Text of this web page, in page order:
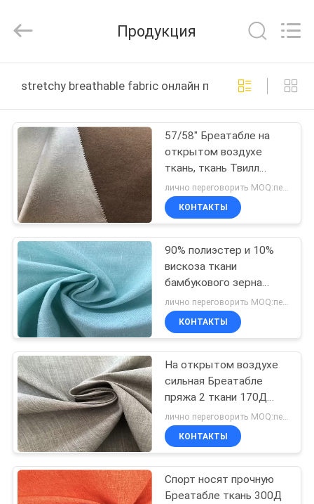
ПРОДУКТЫ
НАС
ПУТЕШЕСТВИЕ
ФАБРИКИ
ПРОВЕРКА
КАЧЕСТВА
СВЯЖИТЕСЬ
МЫ
НОВОСТИ
СЛУЧАИ
Jingang
Textile
Rights
Продукция
stretchy breathable fabric онлайн производство
57/58" Бреатабле на
открытом воздухе
ткань, ткань Твилл
100Д 2/1 Стретчь
Бреатабле
лично переговорить MOQ:переговоров
КОНТАКТЫ
90% полиэстер и 10%
вискоза ткани
бамбукового зерна
мягкое Бреатабле
водостойкие
КОНТАКТЫ
На открытом воздухе
сильная Бреатабле
пряжа 2 ткани 170Д
особенная -
тонизируйте трение
устойчивое
КОНТАКТЫ
Спорт носят прочную
Бреатабле ткань 300Д